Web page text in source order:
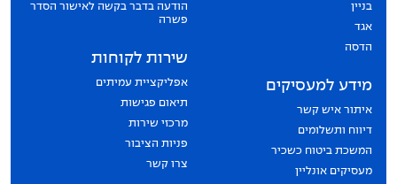
בניין
אגד
הדסה
מידע למעסיקים
איתור איש קשר
דיווח ותשלומים
המשכת ביטוח כשכיר
מעסיקים אונליין
הודעה בדבר בקשה לאישור הסדר
פשרה
שירות לקוחות
אפליקציית עמיתים
תיאום פגישות
מרכזי שירות
פניות הציבור
צרו קשר